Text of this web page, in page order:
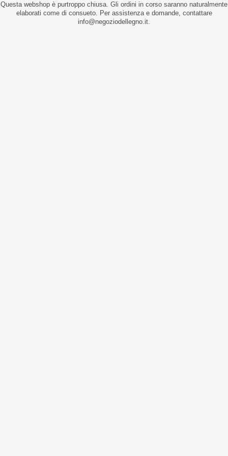
Questa webshop è purtroppo chiusa. Gli ordini in corso saranno naturalmente
elaborati come di consueto. Per assistenza e domande, contattare
info@negoziodellegno.it.